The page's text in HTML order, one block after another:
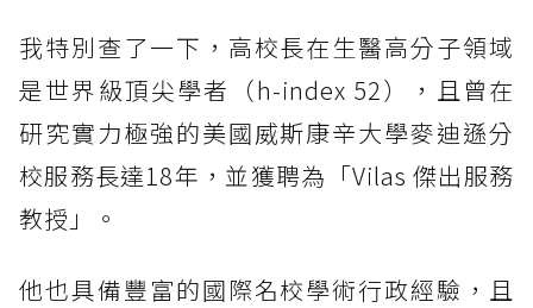
我特別查了一下，高校長在生醫高分子領域
是世界級頂尖學者（h-index 52），且曾在
研究實力極強的美國威斯康辛大學麥迪遜分
校服務長達18年，並獲聘為「Vilas 傑出服務
教授」。
他也具備豐富的國際名校學術行政經驗，且